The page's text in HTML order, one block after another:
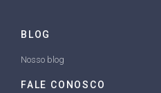
BLOG
Nosso blog
FALE CONOSCO